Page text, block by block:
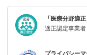
「医療分野適
適正認定事業者
プライバシー